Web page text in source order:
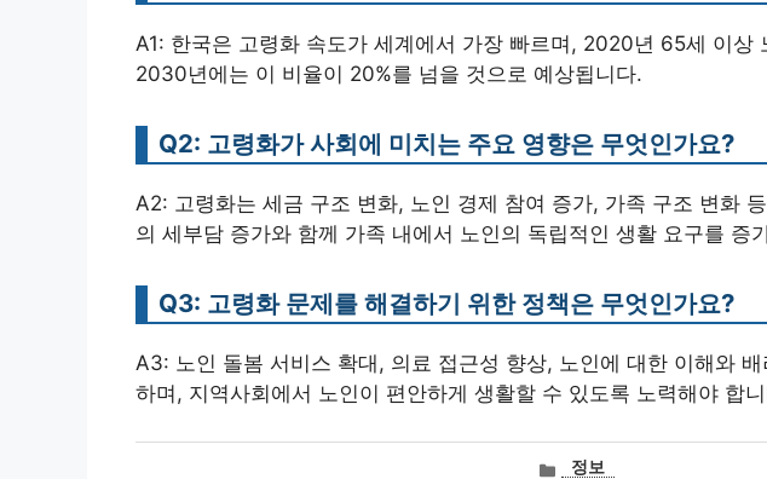
A1: 한국은 고령화 속도가 세계에서 가장 빠르며, 2020년 65세 이상
2030년에는 이 비율이 20%를 넘을 것으로 예상됩니다.
Q2: 고령화가 사회에 미치는 주요 영향은 무엇인가요?
A2: 고령화는 세금 구조 변화, 노인 경제 참여 증가, 가족 구조 변화
의 세부담 증가와 함께 가족 내에서 노인의 독립적인 생활 요구를 증
Q3: 고령화 문제를 해결하기 위한 정책은 무엇인가요?
A3: 노인 돌봄 서비스 확대, 의료 접근성 향상, 노인에 대한 이해와
하며, 지역사회에서 노인이 편안하게 생활할 수 있도록 노력해야 합
카정보